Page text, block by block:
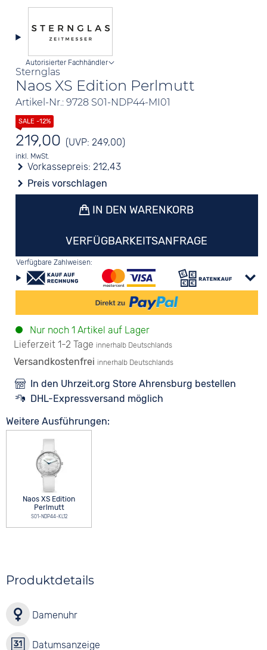
Sternglas
Naos XS Edition Perlmutt
Artikel-Nr.: 9728 S01-NDP44-MI01
Autorisierter Fachhändler
219,00 (UVP: 249,00)
inkl. MwSt.
Vorkassepreis:212,43
Preis vorschlagen
IN DEN WARENKORB
VERFÜGBARKEITSANFRAGE
Verfügbare Zahlweisen:
Nur noch 1 Artikel auf Lager
Lieferzeit 1-2 Tage innerhalb Deutschlands
Versandkostenfrei innerhalb Deutschlands
In den Uhrzeit.org Store Ahrensburg bestellen
DHL-Expressversand möglich
Weitere Ausführungen:
Naos XS Edition
Perlmutt
S01-NDP44-KL12
Produktdetails
Damenuhr
Datumsanzeige